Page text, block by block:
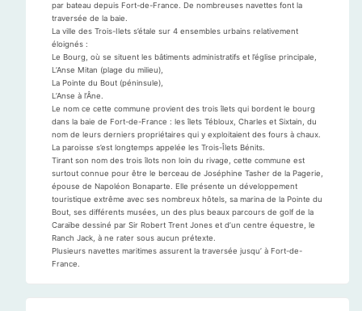
par bateau depuis Fort-de-France. De nombreuses navettes font la
traversée de la baie.
La ville des Trois-Ilets s’étale sur 4 ensembles urbains relativement
éloignés :
Le Bourg, où se situent les bâtiments administratifs et l’église principale,
L’Anse Mitan (plage du milieu),
La Pointe du Bout (péninsule),
L’Anse à l’Âne.
Le nom ce cette commune provient des trois îlets qui bordent le bourg
dans la baie de Fort-de-France : les îlets Tébloux, Charles et Sixtain, du
nom de leurs derniers propriétaires qui y exploitaient des fours à chaux.
La paroisse s’est longtemps appelée les Trois-Îlets Bénits.
Tirant son nom des trois îlots non loin du rivage, cette commune est
surtout connue pour être le berceau de Joséphine Tasher de la Pagerie,
épouse de Napoléon Bonaparte. Elle présente un développement
touristique extrême avec ses nombreux hôtels, sa marina de la Pointe du
Bout, ses différents musées, un des plus beaux parcours de golf de la
Caraïbe dessiné par Sir Robert Trent Jones et d’un centre équestre, le
Ranch Jack, à ne rater sous aucun prétexte.
Plusieurs navettes maritimes assurent la traversée jusqu’ à Fort-de-
France.